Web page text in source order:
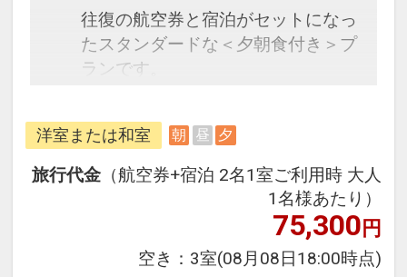
往復の航空券と宿泊がセットになっ
たスタンダードな＜夕朝食付き＞プ
ランです。
できるダイナミックパッケージだか
ら、一都市滞在はもちろん周遊旅行
にも最適！
旅行期間中の1泊だけの宿泊や延
泊・飛び泊なども自由自在です。
フライトは、安心のJAL（または
JALグループ）確約！フライトマイ
洋室または和室 朝 昼 夕
旅行代金 （航空券+宿泊 2名1室ご利用時 大人
1名様あたり）
75,300円
空き： 3室(08月08日18:00時点)